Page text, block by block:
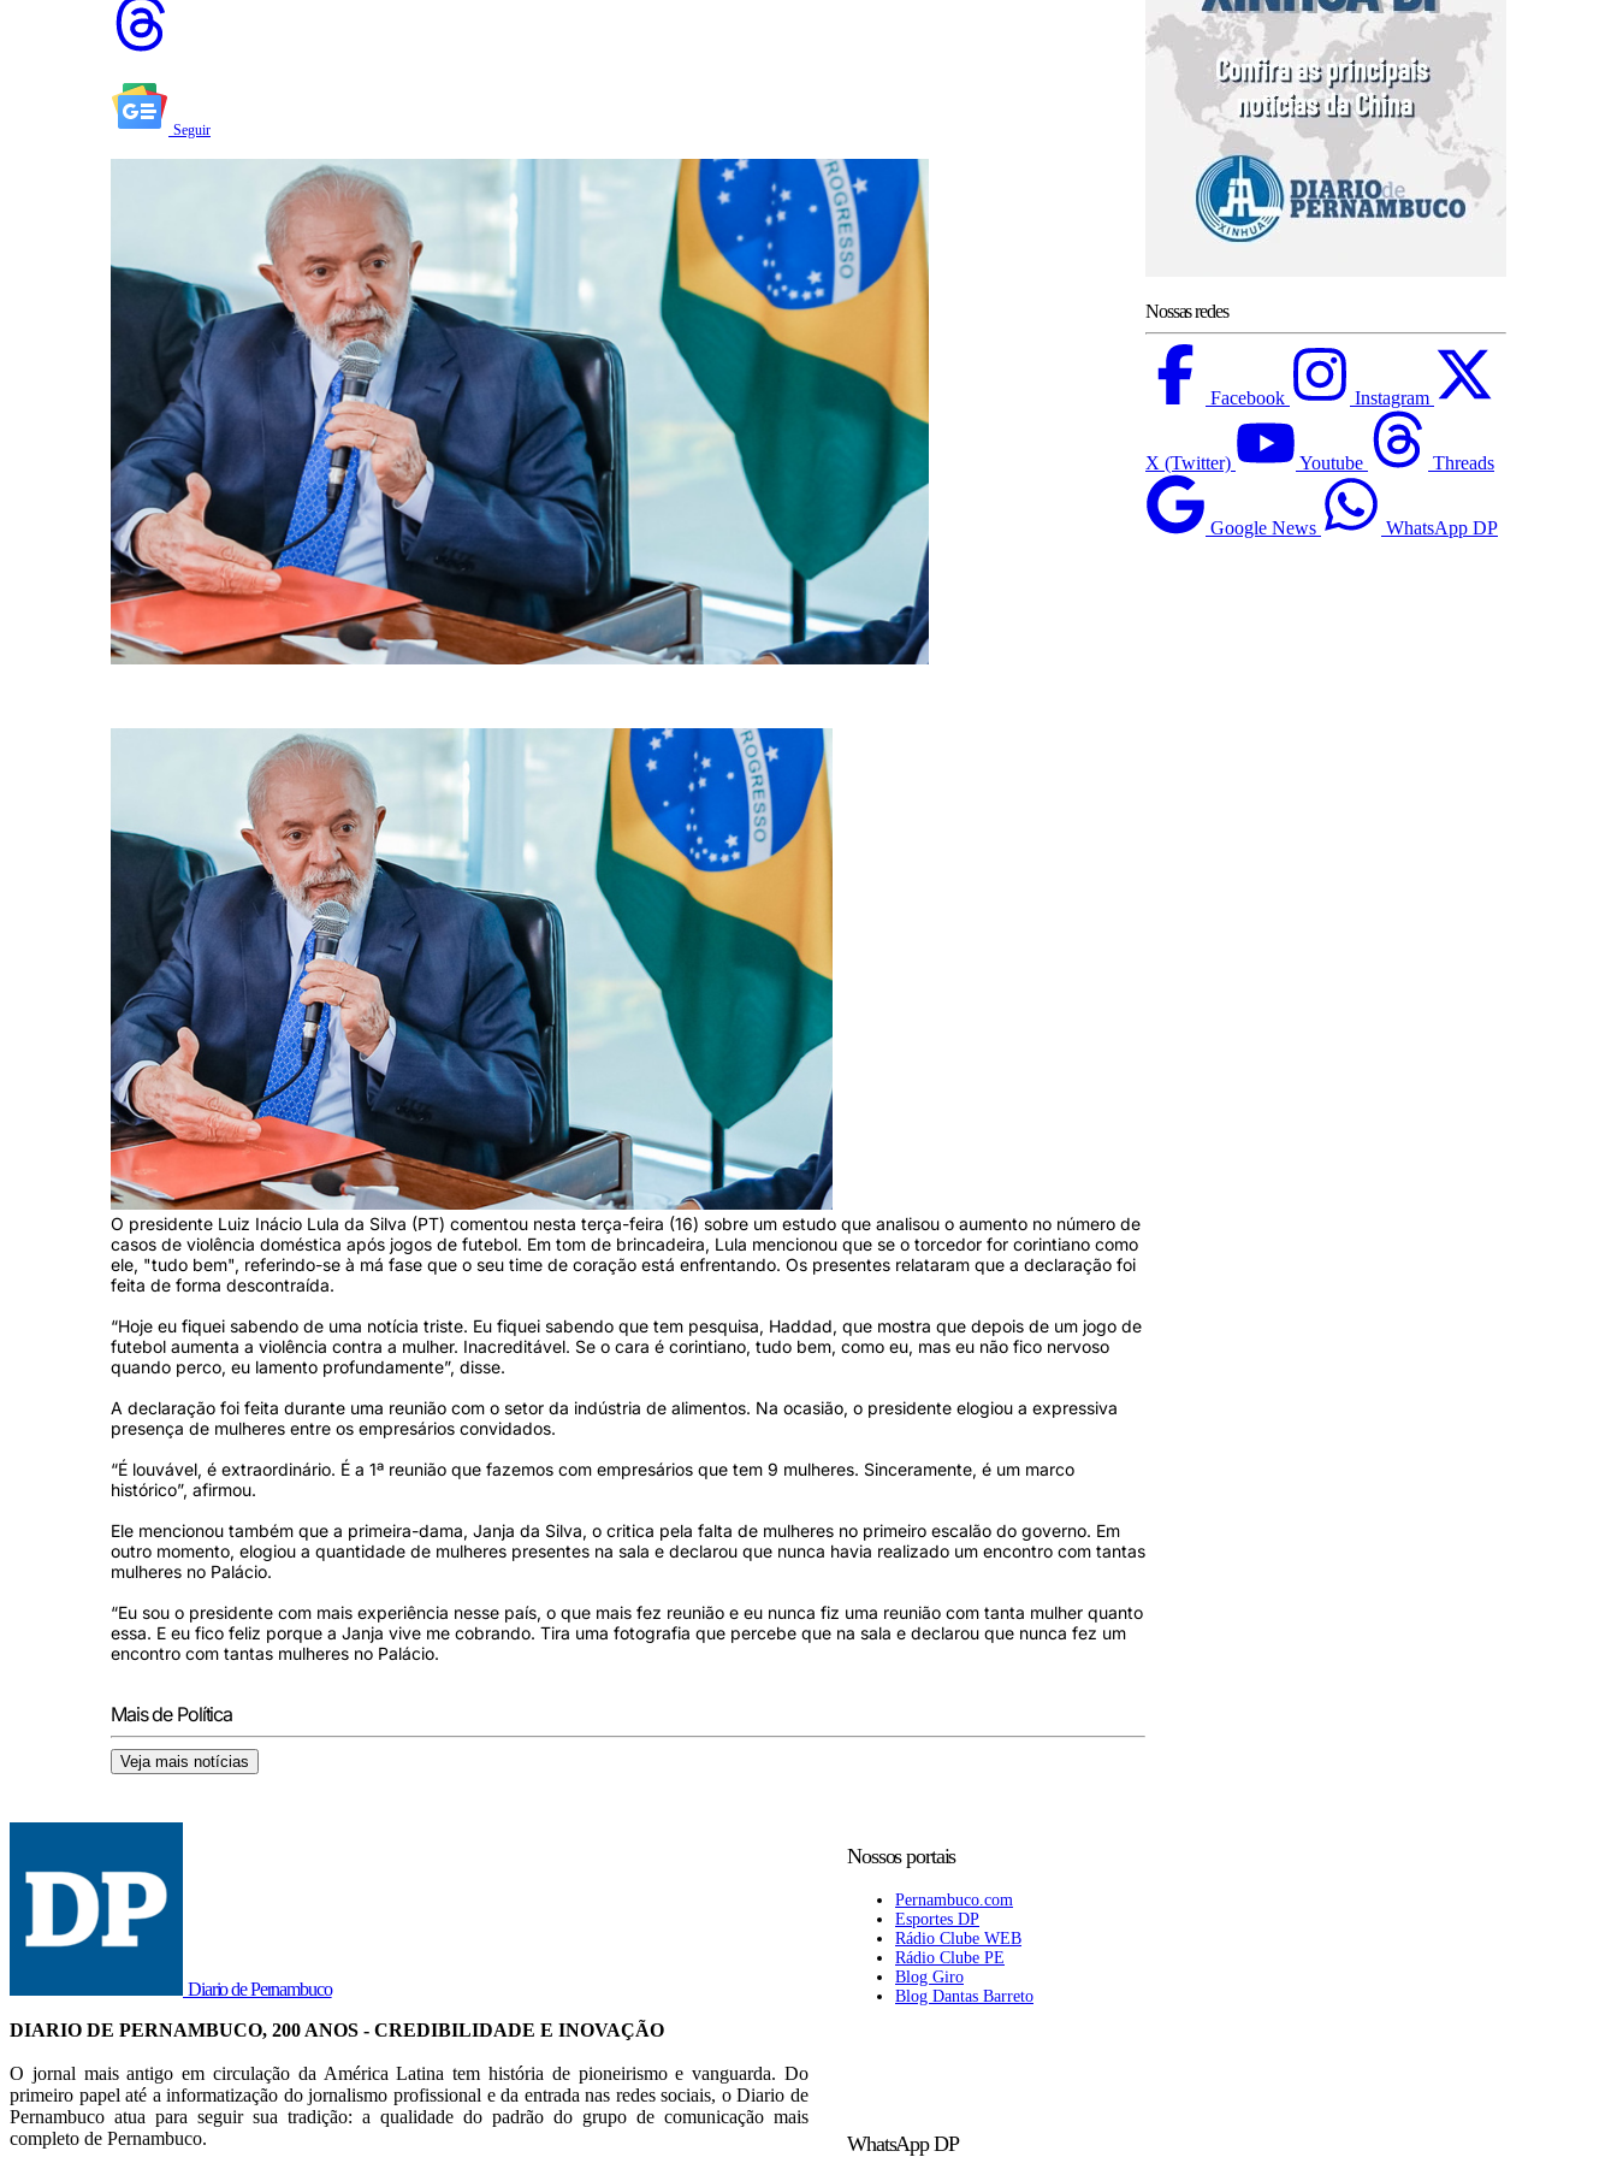
Seguir
O presidente Luiz Inácio Lula da Silva (PT) comentou nesta terça-feira (16) sobre um estudo que analisou o aumento no número de
casos de violência doméstica após jogos de futebol. Em tom de brincadeira, Lula mencionou que se o torcedor for corintiano como
ele, "tudo bem", referindo-se à má fase que o seu time de coração está enfrentando. Os presentes relataram que a declaração foi
feita de forma descontraída.
“Hoje eu fiquei sabendo de uma notícia triste. Eu fiquei sabendo que tem pesquisa, Haddad, que mostra que depois de um jogo de
futebol aumenta a violência contra a mulher. Inacreditável. Se o cara é corintiano, tudo bem, como eu, mas eu não fico nervoso
quando perco, eu lamento profundamente”, disse.
A declaração foi feita durante uma reunião com o setor da indústria de alimentos. Na ocasião, o presidente elogiou a expressiva
presença de mulheres entre os empresários convidados.
“É louvável, é extraordinário. É a 1ª reunião que fazemos com empresários que tem 9 mulheres. Sinceramente, é um marco
histórico”, afirmou.
Ele mencionou também que a primeira-dama, Janja da Silva, o critica pela falta de mulheres no primeiro escalão do governo. Em
outro momento, elogiou a quantidade de mulheres presentes na sala e declarou que nunca havia realizado um encontro com tantas
mulheres no Palácio.
“Eu sou o presidente com mais experiência nesse país, o que mais fez reunião e eu nunca fiz uma reunião com tanta mulher quanto
essa. E eu fico feliz porque a Janja vive me cobrando. Tira uma fotografia que percebe que na sala e declarou que nunca fez um
encontro com tantas mulheres no Palácio.
Mais de Política
Veja mais notícias
Nossas redes
Facebook Instagram
X (Twitter) Youtube Threads
Google News WhatsApp DP
Diario de Pernambuco
DIARIO DE PERNAMBUCO, 200 ANOS - CREDIBILIDADE E INOVAÇÃO
O jornal mais antigo em circulação da América Latina tem história de pioneirismo e vanguarda. Do
primeiro papel até a informatização do jornalismo profissional e da entrada nas redes sociais, o Diario de
Pernambuco atua para seguir sua tradição: a qualidade do padrão do grupo de comunicação mais
completo de Pernambuco.
Nossos portais
Pernambuco.com
Esportes DP
Rádio Clube WEB
Rádio Clube PE
Blog Giro
Blog Dantas Barreto
WhatsApp DP